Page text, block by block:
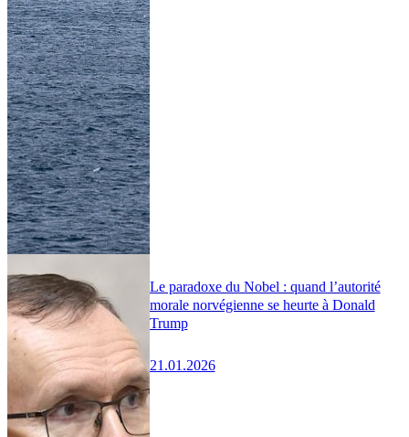
Le paradoxe du Nobel : quand l’autorité
morale norvégienne se heurte à Donald
Trump
21.01.2026